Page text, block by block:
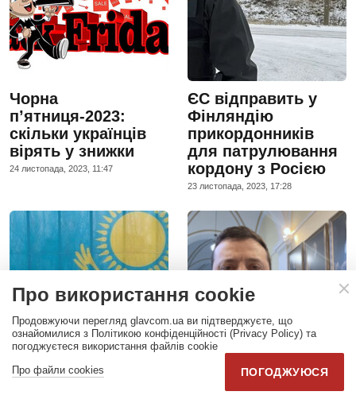
Чорна
п’ятниця-2023:
скільки українців
вірять у знижки
24 листопада, 2023, 11:47
ЄС відправить у
Фінляндію
прикордонників
для патрулювання
кордону з Росією
23 листопада, 2023, 17:28
Зеленський
Про використання cookie
Продовжуючи перегляд glavcom.ua ви підтверджуєте, що
ознайомилися з Політикою конфіденційності (Privacy Policy) та
погоджуєтеся використання файлів cookie
Про файли cookies
ПОГОДЖУЮСЯ